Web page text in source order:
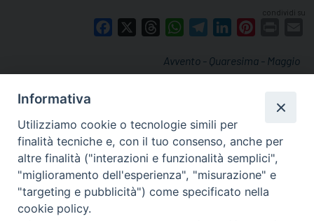
condividi su
Facebook ThreadsWhatsAppTelegramLinkedIn
Avvento - Quaresima - Maggio
Informativa
Utilizziamo cookie o tecnologie simili per
finalità tecniche e, con il tuo consenso, anche per
altre finalità ("interazioni e funzionalità semplici",
"miglioramento dell'esperienza", "misurazione" e
"targeting e pubblicità") come specificato nella
cookie policy.